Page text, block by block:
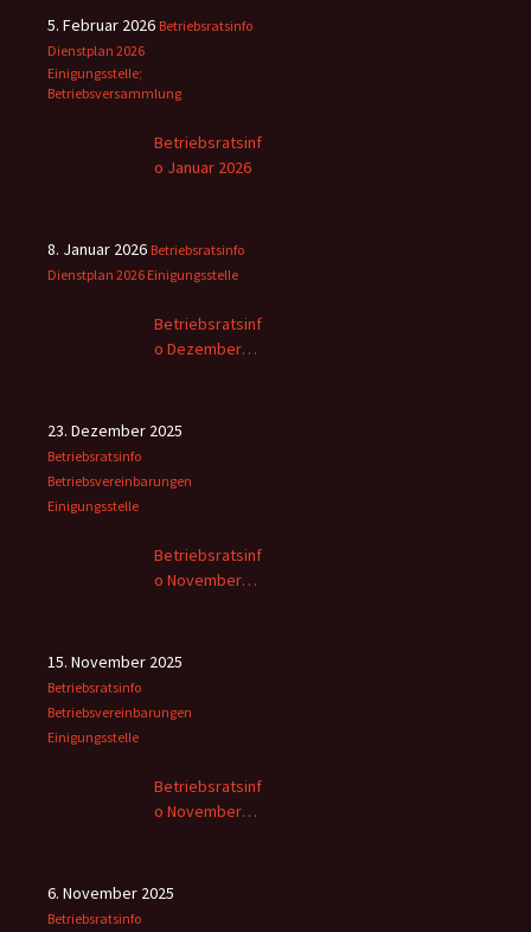
5. Februar 2026 Betriebsratsinfo
Dienstplan 2026
Einigungsstelle;
Betriebsversammlung
Betriebsratsinf
o Januar 2026
8. Januar 2026 Betriebsratsinfo
Dienstplan 2026 Einigungsstelle
Betriebsratsinf
o Dezember
23. Dezember 2025
Betriebsratsinfo
Betriebsvereinbarungen
Einigungsstelle
Betriebsratsinf
o November
15. November 2025
Betriebsratsinfo
Betriebsvereinbarungen
Einigungsstelle
Betriebsratsinf
o November
6. November 2025
Betriebsratsinfo